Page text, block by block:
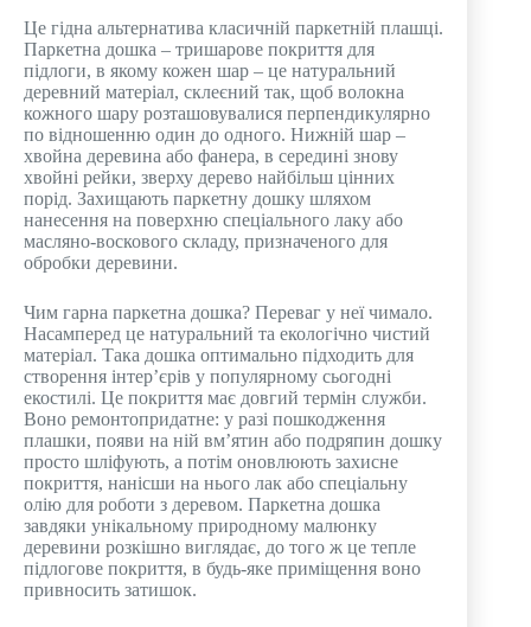
Це гідна альтернатива класичній паркетній плашці.
Паркетна дошка – тришарове покриття для
підлоги, в якому кожен шар – це натуральний
деревний матеріал, склеєний так, щоб волокна
кожного шару розташовувалися перпендикулярно
по відношенню один до одного. Нижній шар –
хвойна деревина або фанера, в середині знову
хвойні рейки, зверху дерево найбільш цінних
порід. Захищають паркетну дошку шляхом
нанесення на поверхню спеціального лаку або
масляно-воскового складу, призначеного для
обробки деревини.
Чим гарна паркетна дошка? Переваг у неї чимало.
Насамперед це натуральний та екологічно чистий
матеріал. Така дошка оптимально підходить для
створення інтер’єрів у популярному сьогодні
екостилі. Це покриття має довгий термін служби.
Воно ремонтопридатне: у разі пошкодження
плашки, появи на ній вм’ятин або подряпин дошку
просто шліфують, а потім оновлюють захисне
покриття, нанісши на нього лак або спеціальну
олію для роботи з деревом. Паркетна дошка
завдяки унікальному природному малюнку
деревини розкішно виглядає, до того ж це тепле
підлогове покриття, в будь-яке приміщення воно
привносить затишок.